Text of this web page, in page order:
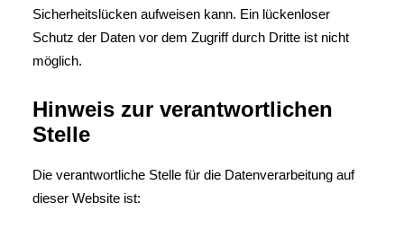
Sicherheitslücken aufweisen kann. Ein lückenloser
Schutz der Daten vor dem Zugriff durch Dritte ist nicht
möglich.
Hinweis zur verantwortlichen
Stelle
Die verantwortliche Stelle für die Datenverarbeitung auf
dieser Website ist: